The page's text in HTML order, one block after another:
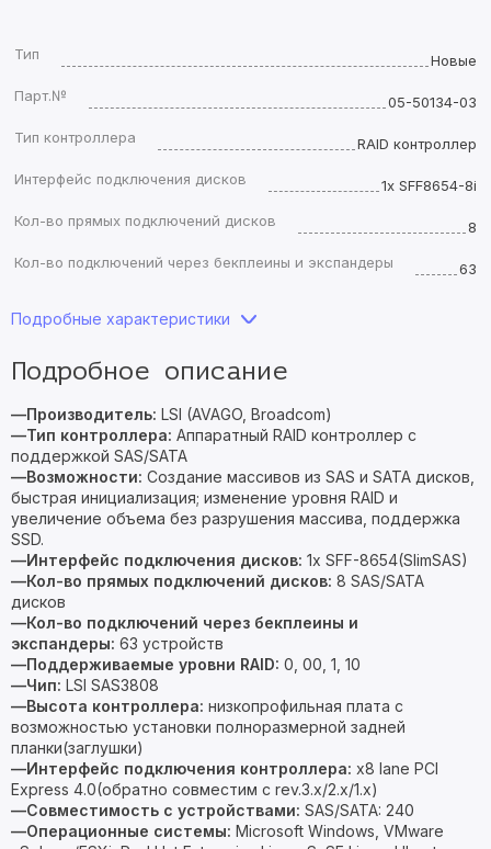
Тип
Новые
Парт.№
05-50134-03
Тип контроллера
RAID контроллер
Интерфейс подключения дисков
1x SFF8654-8i
Кол-во прямых подключений дисков
8
Кол-во подключений через бекплеины и экспандеры
63
Подробные характеристики
Подробное описание
—Производитель: LSI (AVAGO, Broadcom)
—Тип контроллера: Аппаратный RAID контроллер с
поддержкой SAS/SATA
—Возможности: Создание массивов из SAS и SATA дисков,
быстрая инициализация; изменение уровня RAID и
увеличение объема без разрушения массива, поддержка
SSD.
—Интерфейс подключения дисков: 1x SFF-8654(SlimSAS)
—Кол-во прямых подключений дисков: 8 SAS/SATA
дисков
—Кол-во подключений через бекплеины и
экспандеры: 63 устройств
—Поддерживаемые уровни RAID: 0, 00, 1, 10
—Чип: LSI SAS3808
—Высота контроллера: низкопрофильная плата с
возможностью установки полноразмерной задней
планки(заглушки)
—Интерфейс подключения контроллера: x8 lane PCI
Express 4.0(обратно совместим с rev.3.x/2.x/1.х)
—Совместимость с устройствами: SAS/SATA: 240
—Операционные системы: Microsoft Windows, VMware